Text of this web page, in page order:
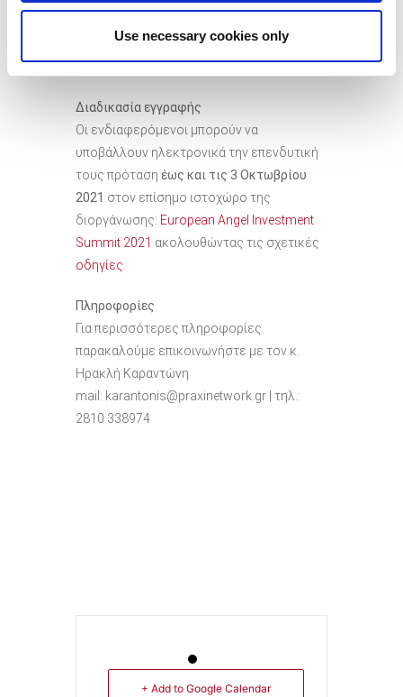
Use necessary cookies only
και δυνατότητα πραγματοποίησης
επενδυτικών συναντήσεων
Διαδικασία εγγραφής
Οι ενδιαφερόμενοι μπορούν να
υποβάλλουν ηλεκτρονικά την επενδυτική
τους πρόταση έως και τις 3 Οκτωβρίου
2021 στον επίσημο ιστοχώρο της
διοργάνωσης: European Angel Investment
Summit 2021 ακολουθώντας τις σχετικές
οδηγίες
Πληροφορίες
Για περισσότερες πληροφορίες
παρακαλούμε επικοινωνήστε με τον κ.
Ηρακλή Καραντώνη
mail: karantonis@praxinetwork.gr | τηλ.:
2810 338974
+ Add to Google Calendar